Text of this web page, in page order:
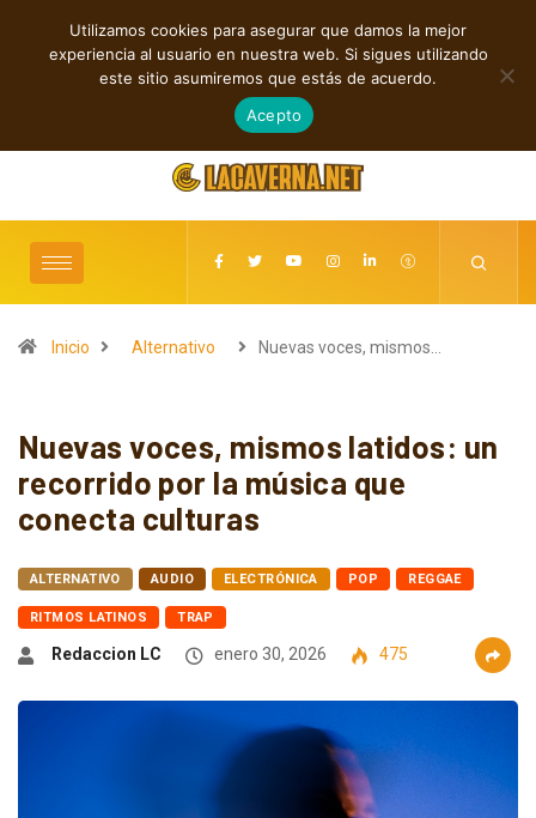
TENDENCIAS
Cuatro canciones sobre libertad, desamor y transformación
agosto 7, 2026
Inicio Alternativo Nuevas voces, mismos…
Nuevas voces, mismos latidos: un
recorrido por la música que
conecta culturas
ALTERNATIVO AUDIO ELECTRÓNICA POP REGGAE
RITMOS LATINOS TRAP
Redaccion LC enero 30, 2026 475
Utilizamos cookies para asegurar que damos la mejor
experiencia al usuario en nuestra web. Si sigues utilizando
este sitio asumiremos que estás de acuerdo.
Acepto